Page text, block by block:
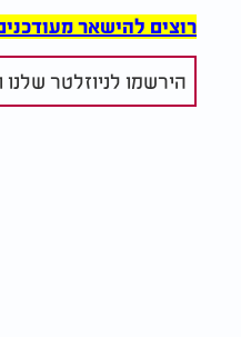
רוצים להישאר
הירשמו לניוזלטר